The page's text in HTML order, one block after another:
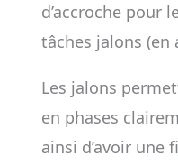
d’accroche pour
tâches jalons (en
Les jalons
en phases
ainsi d’avoir une